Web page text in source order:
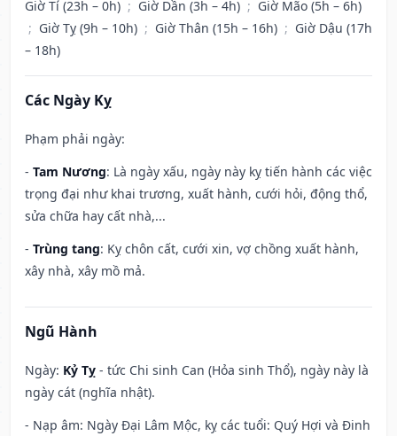
Giờ Tí (23h – 0h) ; Giờ Dần (3h – 4h) ; Giờ Mão (5h – 6h)
; Giờ Tỵ (9h – 10h) ; Giờ Thân (15h – 16h) ; Giờ Dậu (17h
– 18h)
Các Ngày Kỵ
Phạm phải ngày:
- Tam Nương: Là ngày xấu, ngày này kỵ tiến hành các việc
trọng đại như khai trương, xuất hành, cưới hỏi, động thổ,
sửa chữa hay cất nhà,...
- Trùng tang: Kỵ chôn cất, cưới xin, vợ chồng xuất hành,
xây nhà, xây mồ mả.
Ngũ Hành
Ngày: Kỷ Tỵ - tức Chi sinh Can (Hỏa sinh Thổ), ngày này là
ngày cát (nghĩa nhật).
- Nạp âm: Ngày Đại Lâm Mộc, kỵ các tuổi: Quý Hợi và Đinh